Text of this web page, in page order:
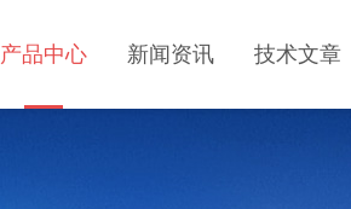
产品中心 新闻资讯 技术文章